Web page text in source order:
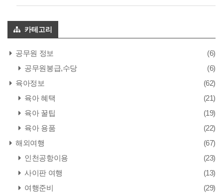
카테고리
공무원 정보
(6)
공무원봉급,수당
(6)
육아정보
(62)
육아 혜택
(21)
육아 꿀팁
(19)
육아 용품
(22)
해외여행
(67)
인천공항이용
(23)
사이판 여행
(13)
여행준비
(29)